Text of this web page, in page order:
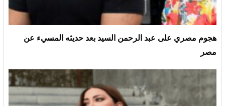
هجوم مصري على عبد الرحمن السيد بعد حديثه المسيء عن
مصر